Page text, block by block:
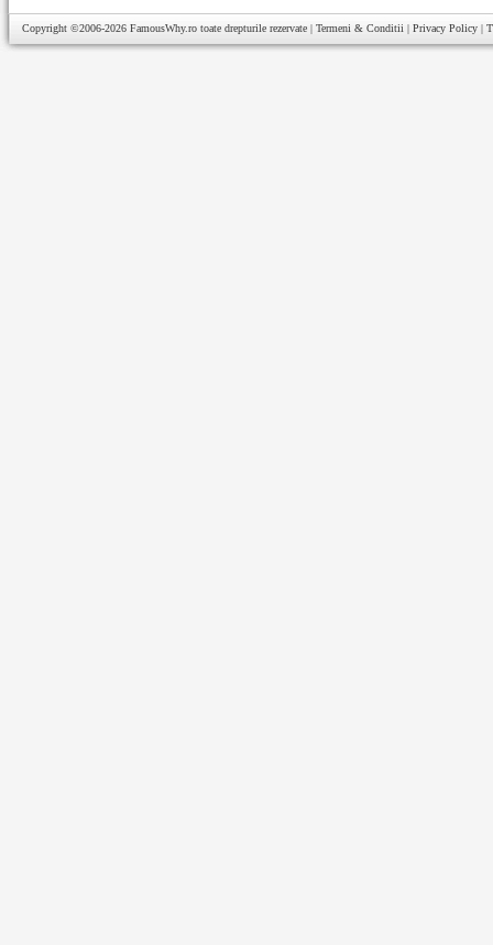
Copyright ©2006-2026 FamousWhy.ro toate drepturile rezervate | Termeni & Conditii | Privacy Policy |